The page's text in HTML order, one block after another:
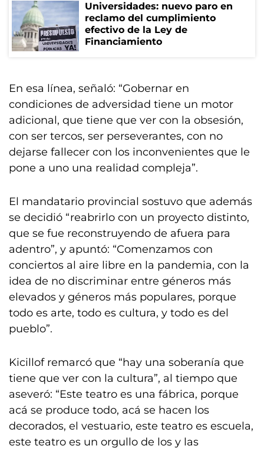
Universidades: nuevo paro en
reclamo del cumplimiento
efectivo de la Ley de
Financiamiento
En esa línea, señaló: “Gobernar en
condiciones de adversidad tiene un motor
adicional, que tiene que ver con la obsesión,
con ser tercos, ser perseverantes, con no
dejarse fallecer con los inconvenientes que le
pone a uno una realidad compleja”.
El mandatario provincial sostuvo que además
se decidió “reabrirlo con un proyecto distinto,
que se fue reconstruyendo de afuera para
adentro”, y apuntó: “Comenzamos con
conciertos al aire libre en la pandemia, con la
idea de no discriminar entre géneros más
elevados y géneros más populares, porque
todo es arte, todo es cultura, y todo es del
pueblo”.
Kicillof remarcó que “hay una soberanía que
tiene que ver con la cultura”, al tiempo que
aseveró: “Este teatro es una fábrica, porque
acá se produce todo, acá se hacen los
decorados, el vestuario, este teatro es escuela,
este teatro es un orgullo de los y las